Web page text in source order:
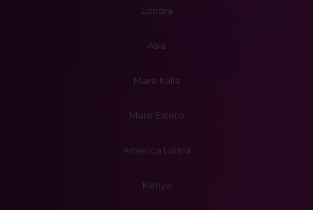
Londra
Asia
Mare Italia
Mare Estero
America Latina
Kenya